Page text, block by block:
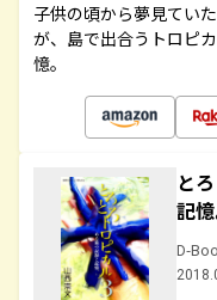
子供の頃から夢見てい
が、島で出合うトロピ
憶。
と
記
D-